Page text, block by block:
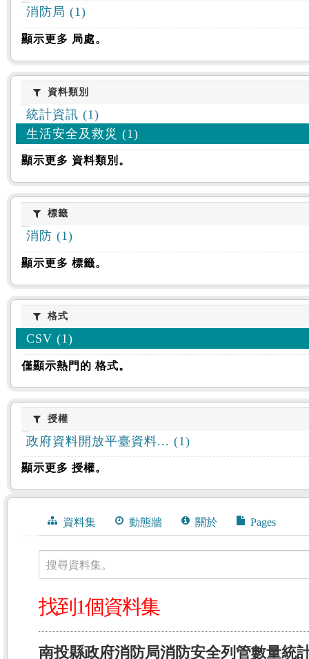
消防局 (1)
顯示更多 局處。
資料類別
資料類別
統計資訊 (1)
生活安全及救災 (1)
顯示更多 資料類別。
標籤標籤
消防 (1)
顯示更多 標籤。
格式格式
CSV (1)
僅顯示熱門的 格式。
授權授權
政府資料開放平臺資料... (1)
顯示更多 授權。
資料集 動態牆 關於 Pages
搜尋資料集。
找到1個資料集
南投縣政府消防局消防安全列管數量統